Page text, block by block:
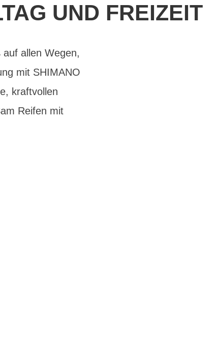
UND FREIZEIT
allen Wegen,
mit SHIMANO
kraftvollen
Reifen mit